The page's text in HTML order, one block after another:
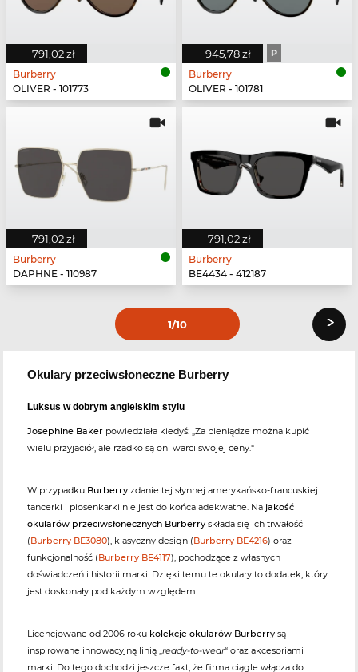
791,02 zł
Burberry
OLIVER - 101773
945,78 zł P
Burberry
OLIVER - 101781
791,02 zł
Burberry
DAPHNE - 110987
791,02 zł
Burberry
BE4434 - 412187
1/10 ›
Okulary przeciwsłoneczne Burberry
Luksus w dobrym angielskim stylu
Josephine Baker powiedziała kiedyś: „Za pieniądze można kupić
wielu przyjaciół, ale rzadko są oni warci swojej ceny.“
W przypadku Burberry zdanie tej słynnej amerykańsko-francuskiej
tancerki i piosenkarki nie jest do końca adekwatne. Na jakość
okularów przeciwsłonecznych Burberry składa się ich trwałość
(Burberry BE3080), klasyczny design (Burberry BE4216) oraz
funkcjonalność (Burberry BE4117), pochodzące z własnych
doświadczeń i historii marki. Dzięki temu te okulary to dodatek, który
jest doskonały pod każdym względem.
Licencjowane od 2006 roku kolekcje okularów Burberry są
inspirowane innowacyjną linią „ready-to-wear“ oraz akcesoriami
marki. Do tego dochodzi jeszcze fakt, że firma ciągle włącza do